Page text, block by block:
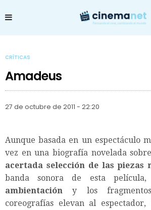
CRÍTICAS
Amadeus
27 de octubre de 2011 - 22:20
Aunque basada en un espectáculo
vez en una biografía novelada
acertada selección de las piezas
banda sonora de esta
ambientación y los
coreografías elevan al